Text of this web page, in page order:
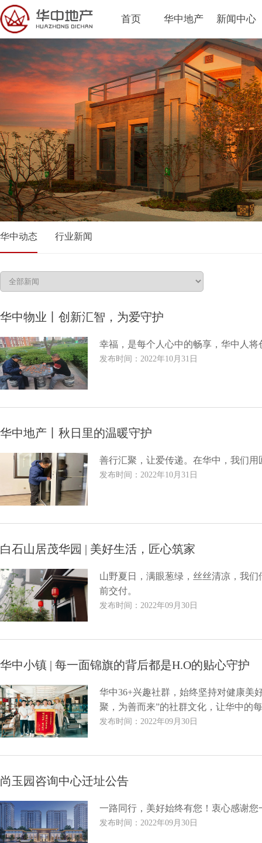
首页 华中地产 新闻中心
华中动态 行业新闻
华中物业丨创新汇智，为爱守护
幸福，是每个人心中的畅享，华中人
发布时间：2022年10月31日
华中地产丨秋日里的温暖守护
善行汇聚，让爱传递。在华中，我们
发布时间：2022年10月31日
白石山居茂华园 | 美好生活，匠心筑家
山野夏日，满眼葱绿，丝丝清凉，我
前交付。
发布时间：2022年09月30日
华中小镇 | 每一面锦旗的背后都是H.O的贴心守护
华中36+兴趣社群，始终坚持对健康美
聚，为善而来”的社群文化，让华中的
发布时间：2022年09月30日
尚玉园咨询中心迁址公告
一路同行，美好始终有您！衷心感谢
发布时间：2022年09月30日